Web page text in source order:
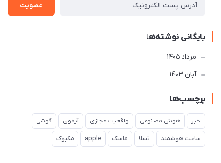
عضویت
بایگانی نوشته‌ها
مرداد 1405
آبان 1403
برچسب‌ها
خبر هوش مصنوعی واقعیت مجازی آیفون گوشی
ساعت هوشمند تسلا ماسک apple مکبوک